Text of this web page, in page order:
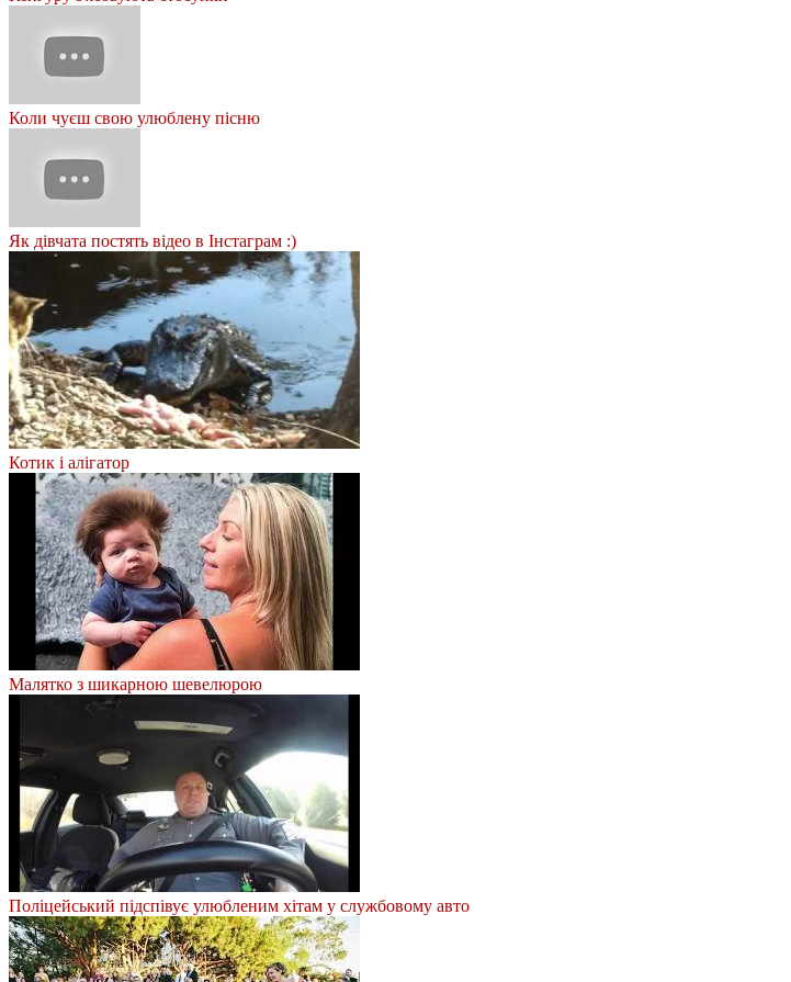
Коли чуєш свою улюблену пісню
Як дівчата постять відео в Інстаграм :)
Котик і алігатор
Малятко з шикарною шевелюрою
Поліцейський підспівує улюбленим хітам у службовому авто